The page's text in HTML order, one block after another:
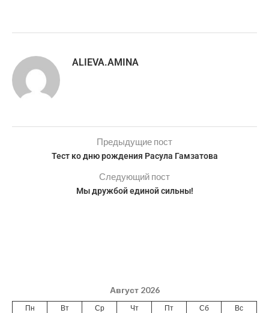
ALIEVA.AMINA
Предыдущие пост
Тест ко дню рождения Расула Гамзатова
Следующий пост
Мы дружбой единой сильны!
Август 2026
Пн Вт Ср Чт Пт Сб Вс